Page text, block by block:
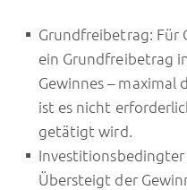
Grundfreibetrag: Für
ein Grundfreibetrag
Gewinnes – maximal
ist es nicht
getätigt wird.
Übersteigt der